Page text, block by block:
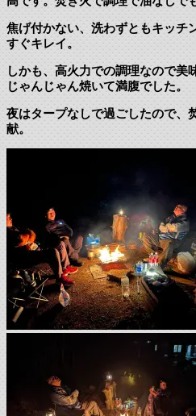
焦げ付かない、洗わずともキッチ
すぐキレイ。
しかも、高火力での調理なので美
じゃんじゃん焼いて満腹でした。
夜はタープなしで過ごしたので、
献。